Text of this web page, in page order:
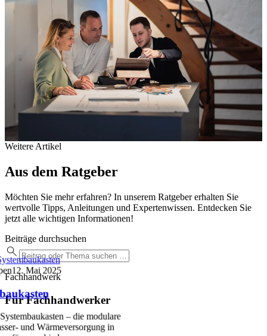
Weitere Artikel
Aus dem Ratgeber
Möchten Sie mehr erfahren? In unserem Ratgeber erhalten Sie
wertvolle Tipps, Anleitungen und Expertenwissen. Entdecken Sie
jetzt alle wichtigen Informationen!
Beiträge durchsuchen
Fachhandwerk
Für Fachhandwerker
12. Mai 2025
– die modulare
und Wärmeversorgung in